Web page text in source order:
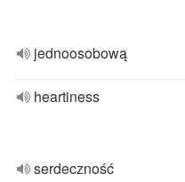
jednoosobową
heartiness
serdeczność